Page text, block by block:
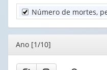
Unidade
(1)
Número de mortes,
Editor
Ano [1/10]